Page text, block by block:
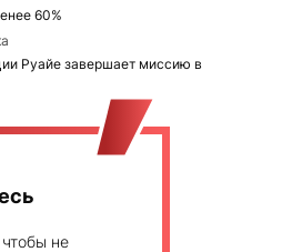
60%
Руайе завершает миссию в
не